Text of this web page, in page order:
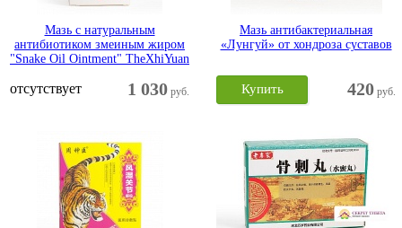
Мазь с натуральным
антибиотиком змеиным жиром
"Snake Oil Ointment" TheXhiYuan
1 030 руб.
отсутствует
Мазь антибактериальная
«Лунгуй» от хондроза суставов
420 руб.
Купить